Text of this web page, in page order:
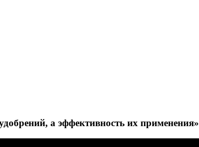
а эффективность их применения»